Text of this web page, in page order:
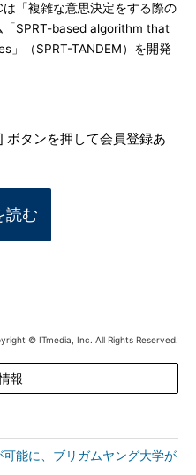
「複雑な意思決定をする際の
「SPRT-based algorithm that
」（SPRT-TANDEM）を開発
タンを押して会員登録あ
読む
© ITmedia, Inc. All Rights Reserved.
報
能に、ブリガムヤング大学が